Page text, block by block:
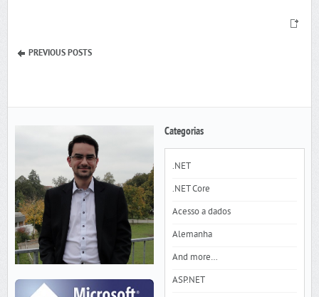
PREVIOUS POSTS
Categorias
.NET
.NET Core
Acesso a dados
Alemanha
And more…
ASP.NET